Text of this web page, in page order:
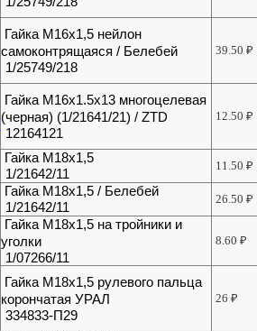
Гайка М16х1,5 нейлон
самоконтрящаяся / Белебей
1/25749/218
39.50₽
Гайка М16х1.5х13 многоцелевая
(черная) (1/21641/21) / ZTD
12164121
12.50₽
Гайка М18х1,5
1/21642/11
11.50₽
Гайка М18х1,5 / Белебей
1/21642/11
26.50₽
Гайка М18х1,5 на тройники и
уголки
1/07266/11
8.60₽
Гайка М18х1,5 рулевого пальца
корончатая УРАЛ
334833-П29
26₽